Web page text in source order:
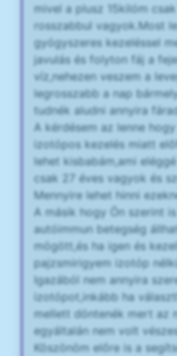
mivel a plusz 15kilóm
rosszabbul vagyok.Most
gyógyszeres kezeléssel
javulás és folyton fáj a
víz,nehezen veszem a
legrosszabb a nap
tudnék aludni annyira
A kérdésem az lenne
izotópos kezelés miatt
lehet kisbabám,ami
csak 27 éves vagyok és
Mennyire lehet hinni
A másik hogy Ön szerint
autóimmun betegség
mögött,és ha igen és
pajzsmirigyem izotóp
Igazából nem annyira
izotópot,inkább ha
mellett döntenék mert az
egyáltalán nem volt
Köszönöm előre is a